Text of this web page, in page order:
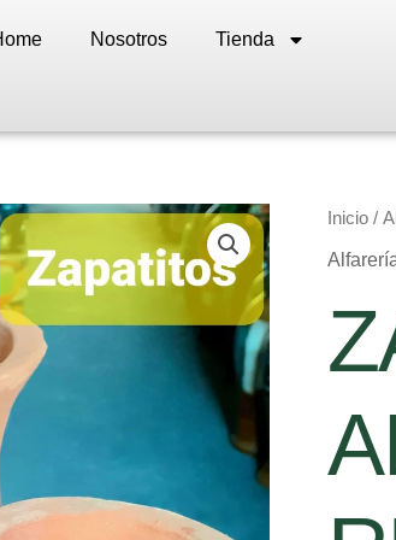
Nosotros Tienda
Inicio /
CM